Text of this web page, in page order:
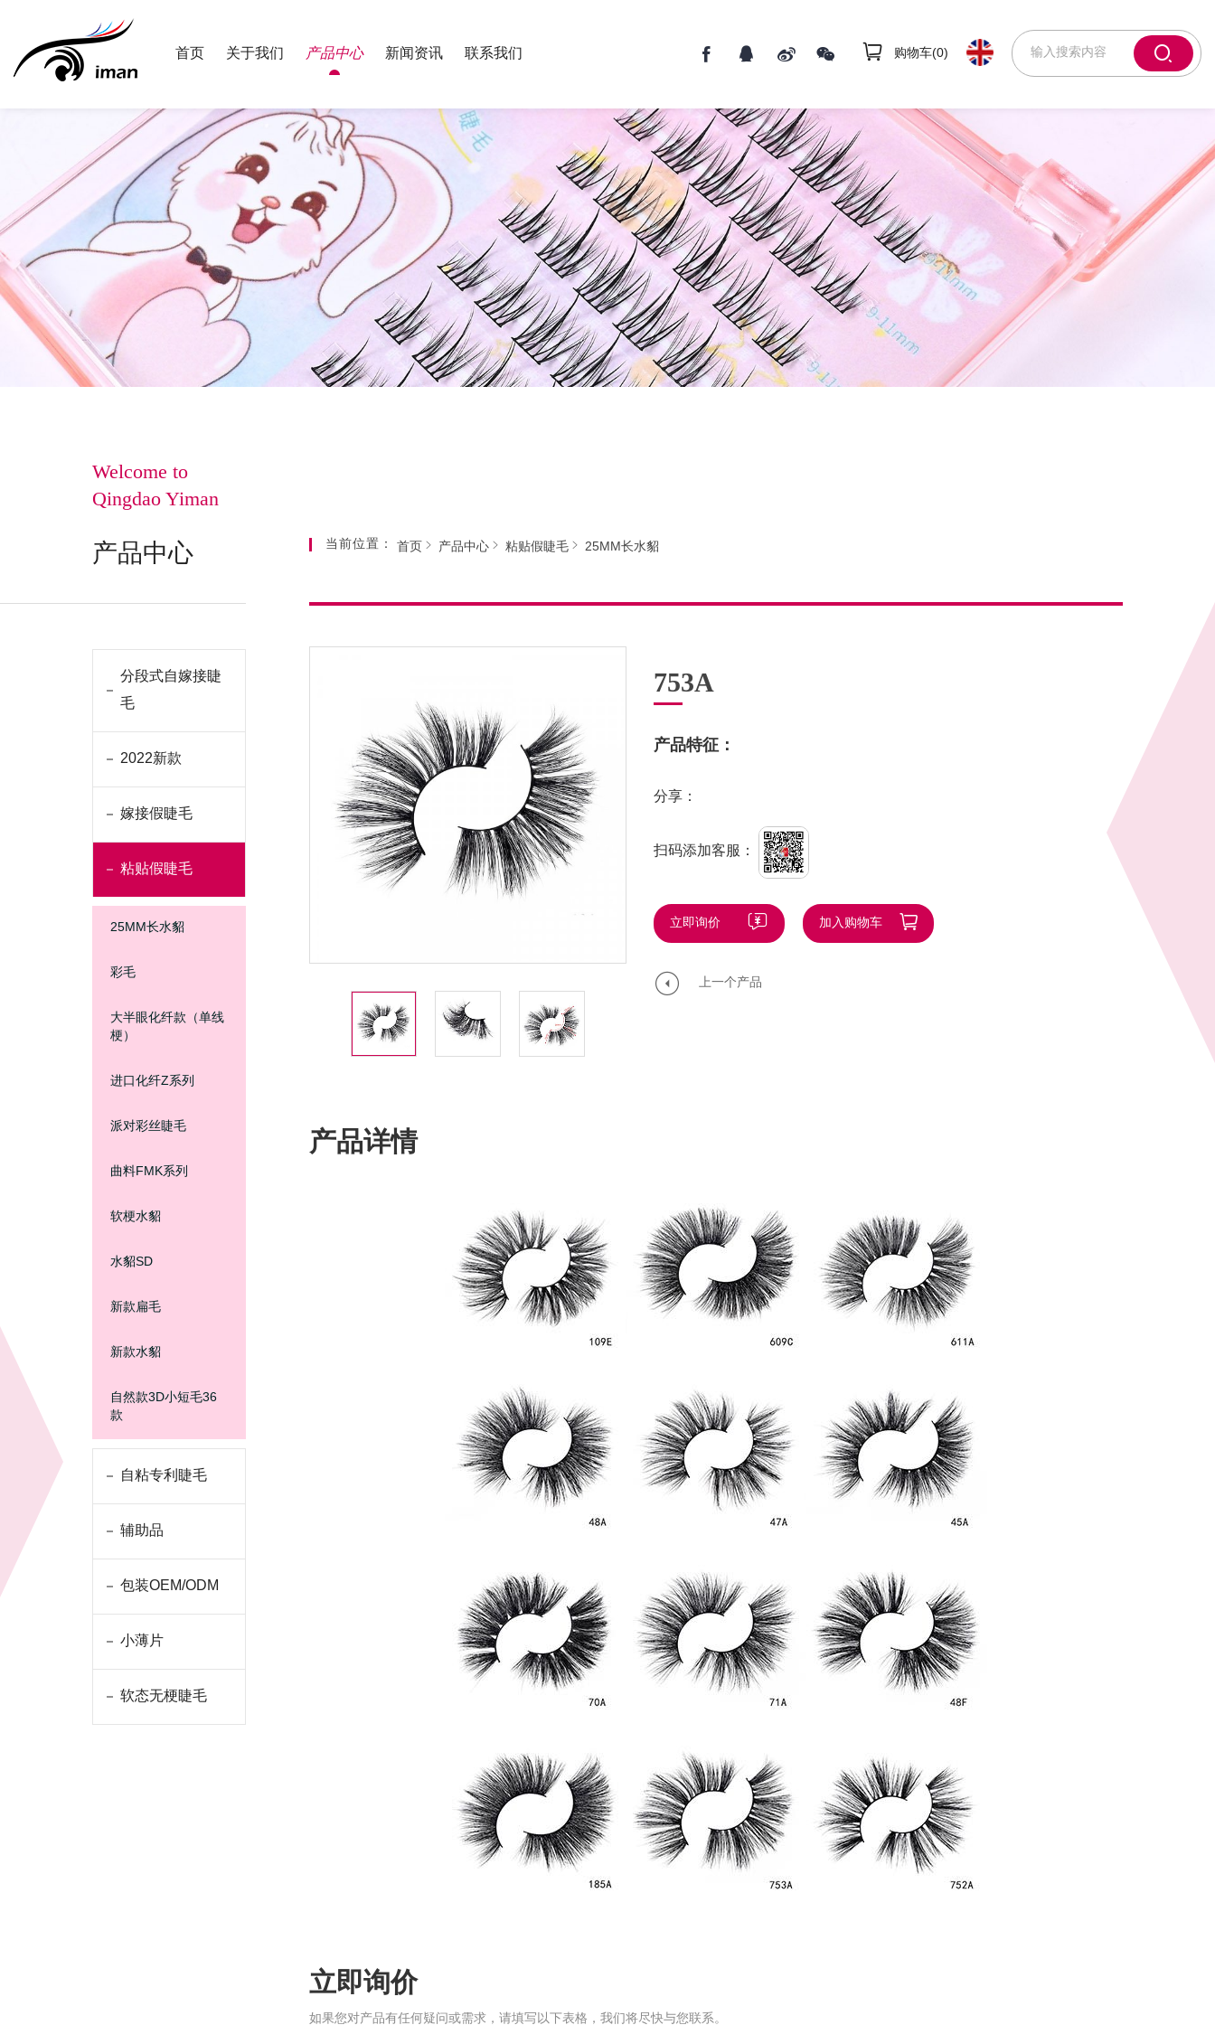
购物车(0)
首页 关于我们 产品中心 新闻资讯 联系我们
Welcome to
Qingdao Yiman
产品中心
分段式自嫁接睫
毛
2022新款
嫁接假睫毛
粘贴假睫毛
25MM长水貂
彩毛
大半眼化纤款（单线
梗）
进口化纤Z系列
派对彩丝睫毛
曲料FMK系列
软梗水貂
水貂SD
新款扁毛
新款水貂
自然款3D小短毛36
款
自粘专利睫毛
辅助品
包装OEM/ODM
小薄片
软态无梗睫毛
当前位置： 首页 产品中心 粘贴假睫毛 25MM长水貂
753A
产品特征：
分享：
扫码添加客服：
立即询价 加入购物车
上一个产品
产品详情
立即询价
如果您对产品有任何疑问或需求，请填写以下表格，我们将尽快与您联系。